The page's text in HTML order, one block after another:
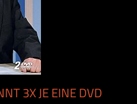
3X JE EINE DVD